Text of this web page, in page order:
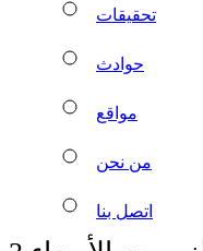
تحقيقات
حوادث
مواقع
من نحن
اتصل بنا